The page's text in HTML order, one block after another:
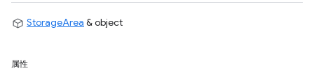
StorageArea & object
属性